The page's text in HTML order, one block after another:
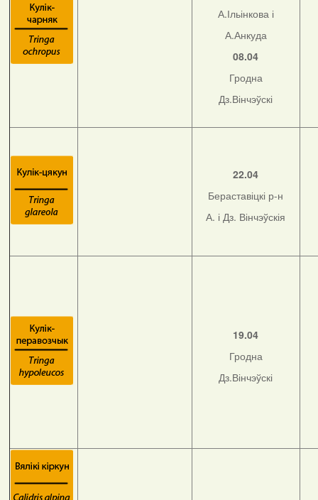
А.Ільінкова і
А.Анкуда
08.04
Гродна
Дз.Вінчэўскі
22.04
Бераставіцкі р-н
А. і Дз. Вінчэўскія
19.04
Гродна
Дз.Вінчэўскі